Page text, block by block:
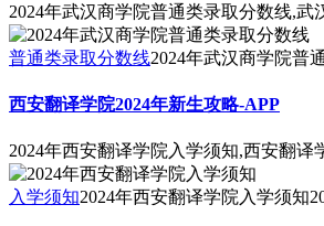
2024年武汉商学院普通类录取分数线,武
普通类录取分数线2024年武汉商学院普
西安翻译学院2024年新生攻略-APP
2024年西安翻译学院入学须知,西安翻译
入学须知2024年西安翻译学院入学须知